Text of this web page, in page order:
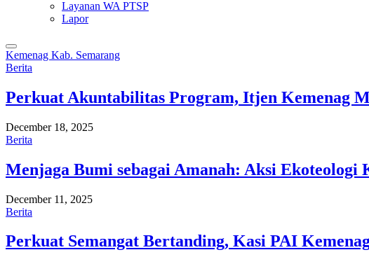
Layanan WA PTSP
Lapor
Kemenag Kab. Semarang
Berita
Perkuat Akuntabilitas Program, Itjen Kemenag
December 18, 2025
Berita
Menjaga Bumi sebagai Amanah: Aksi
December 11, 2025
Berita
Perkuat Semangat Bertanding, Kasi PAI